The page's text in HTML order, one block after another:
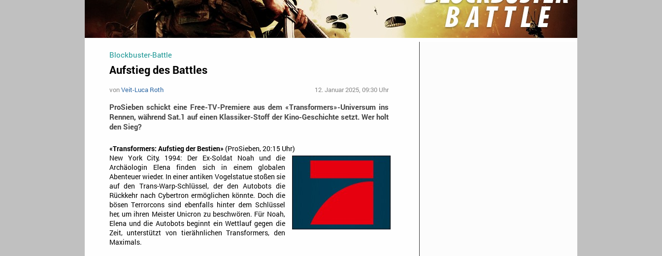
Blockbuster-Battle
Aufstieg des Battles
vonVeit-Luca Roth 12. Januar 2025, 09:30 Uhr
ProSieben schickt eine Free-TV-Premiere aus dem «Transformers»-Universum ins
Rennen, während Sat.1 auf einen Klassiker-Stoff der Kino-Geschichte setzt. Wer holt
den Sieg?
«Transformers: Aufstieg der Bestien» (ProSieben, 20:15 Uhr)
New York City, 1994: Der Ex-Soldat Noah und die
Archäologin Elena finden sich in einem globalen
Abenteuer wieder. In einer antiken Vogelstatue stoßen sie
auf den Trans-Warp-Schlüssel, der den Autobots die
Rückkehr nach Cybertron ermöglichen könnte. Doch die
bösen Terrorcons sind ebenfalls hinter dem Schlüssel
her, um ihren Meister Unicron zu beschwören. Für Noah,
Elena und die Autobots beginnt ein Wettlauf gegen die
Zeit, unterstützt von tierähnlichen Transformers, den
Maximals.